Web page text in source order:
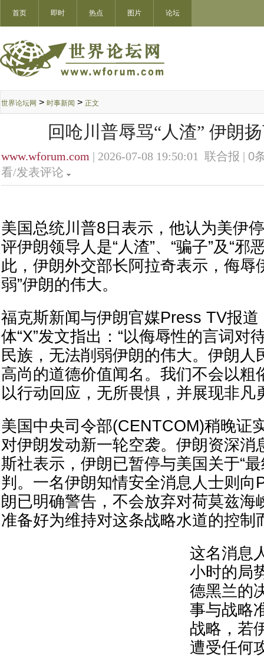
首页 即时 热点 图片 论坛
世界论坛网 > 时事新闻 > 正文
回呛川普辱骂“人渣” 伊朗
www.wforum.com | 2026-07-08 19:50:01 联合报 | 0
看/发表评论
美国总统川普8日表示，他认为美伊
评伊朗领导人是“人渣”、“骗子”及“邪
此，伊朗外交部长阿拉奇表示，侮辱
弱”伊朗的伟大。
福克斯新闻与伊朗官媒Press TV报
体“X”发文指出：“以侮辱性的言词对
民族，无法削弱伊朗的伟大。伊朗人
高尚的道德价值闻名。我们不会以粗
以行动回应，无所畏惧，并展现非凡
美国中央司令部(CENTCOM)稍晚证
对伊朗发动新一轮空袭。伊朗资深消
斯社表示，伊朗已暂停与美国关于“
判。一名伊朗知情安全消息人士则向
朗已明确警告，不会放弃对荷莫兹海
准备好为维持对这条战略水道的控制
这名消息
小时的局
德黑兰的
事与战略
战略，若
遭受任何